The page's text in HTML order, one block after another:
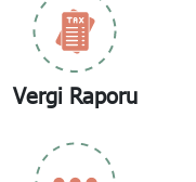
Vergi Raporu